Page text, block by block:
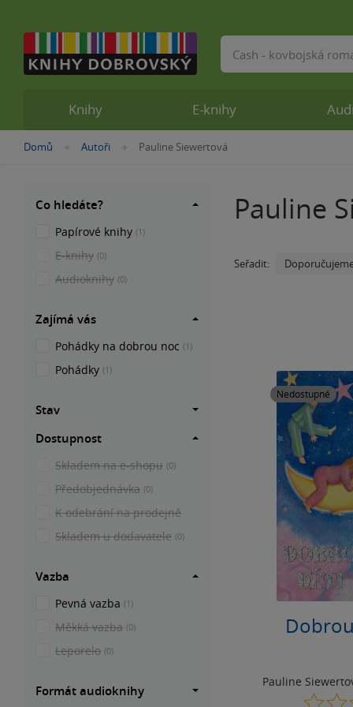
Nacházíte
Domů »Autoři »Pauline Siewertová
Pauline
Seřadit:
Nedostupné
Pauline
Co hledáte?
Papírové knihy (1)
E-knihy (0)
Audioknihy (0)
Zajímá vás
Pohádky na dobrou noc (1)
Pohádky (1)
Stav
Dostupnost
Skladem na e-shopu (0)
Předobjednávka (0)
K odebrání na prodejně
Skladem u dodavatele (0)
Vazba
Pevná vazba (1)
Měkká vazba (0)
Leporelo (0)
Formát audioknihy
Knihy E-knihy
Vyhledávání